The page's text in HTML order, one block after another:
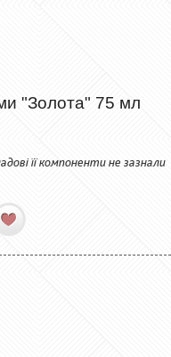
"Золота" 75 мл
її компоненти не зазнали